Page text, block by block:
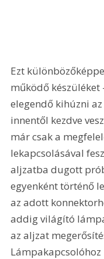
Ezt
működő
elegendő kihúzni
innentől kezdve
már csak a
lekapcsolásával
aljzatba dugott
egyenként történő
az adott
addig világító
az aljzat